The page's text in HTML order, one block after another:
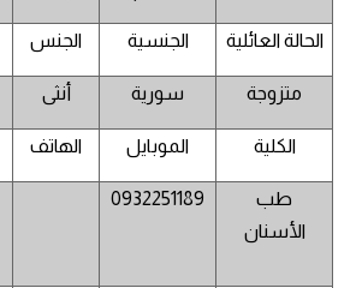
الحالة العائلية الجنسية الجنس
متزوجة سورية أنثى
الكلية الموبايل الهاتف
طب
الأسنان
0932251189